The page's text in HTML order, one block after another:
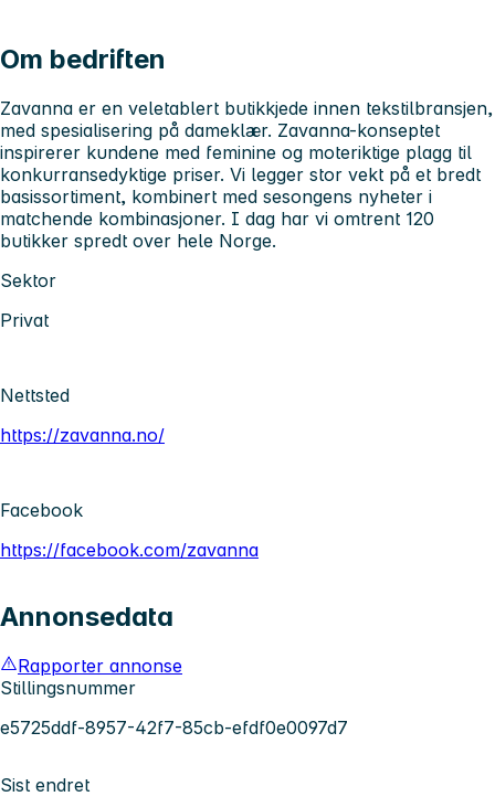
Om bedriften
Zavanna er en veletablert butikkjede innen tekstilbransjen,
med spesialisering på dameklær. Zavanna-konseptet
inspirerer kundene med feminine og moteriktige plagg til
konkurransedyktige priser. Vi legger stor vekt på et bredt
basissortiment, kombinert med sesongens nyheter i
matchende kombinasjoner. I dag har vi omtrent 120
butikker spredt over hele Norge.
Sektor
Privat
Nettsted
https://zavanna.no/
Facebook
https://facebook.com/zavanna
Annonsedata
Rapporter annonse
Stillingsnummer
e5725ddf-8957-42f7-85cb-efdf0e0097d7
Sist endret